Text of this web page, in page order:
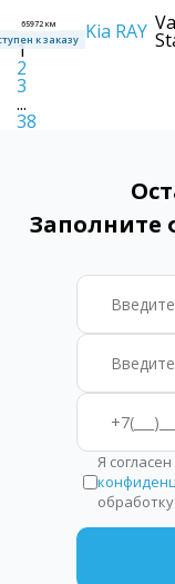
к заказу
65972 км Kia RAY
1
2
3
...
38
Заполните
Я согласен